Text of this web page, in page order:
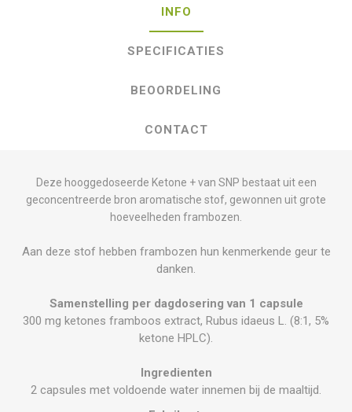
INFO
SPECIFICATIES
BEOORDELING
CONTACT
Deze hooggedoseerde Ketone + van SNP bestaat uit een
geconcentreerde bron aromatische stof, gewonnen uit grote
hoeveelheden frambozen.
Aan deze stof hebben frambozen hun kenmerkende geur te
danken.
Samenstelling per dagdosering van 1 capsule
300 mg ketones framboos extract, Rubus idaeus L. (8:1, 5%
ketone HPLC).
Ingredienten
2 capsules met voldoende water innemen bij de maaltijd.